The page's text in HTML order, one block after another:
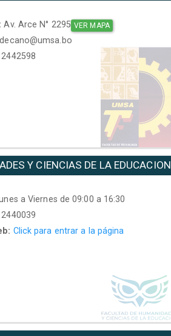
Av. Arce N° 2295 VER MAPA
2442598
Y CIENCIAS DE LA EDUCACION
a Viernes de 09:00 a 16:30
2440039
Click para entrar a la página